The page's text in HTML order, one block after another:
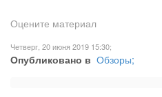
Оцените материал
Четверг, 20 июня 2019 15:30;
Опубликовано в Обзоры;